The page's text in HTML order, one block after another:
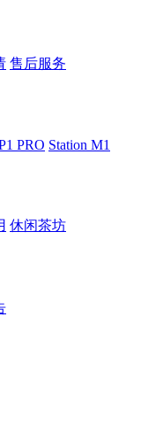
售后服务
PRO Station M1
休闲茶坊